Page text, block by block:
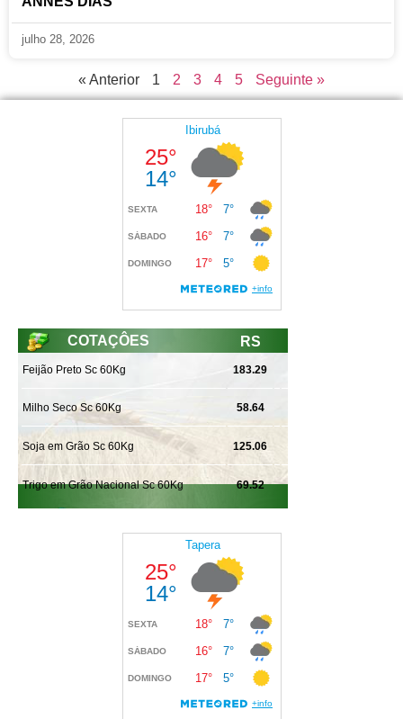
julho 28, 2026
« Anterior 1 2 3 4 5 Seguinte »